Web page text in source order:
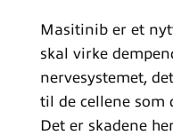
Masitinib er et
skal virke
nervesystemet,
til de cellene som
Det er skadene